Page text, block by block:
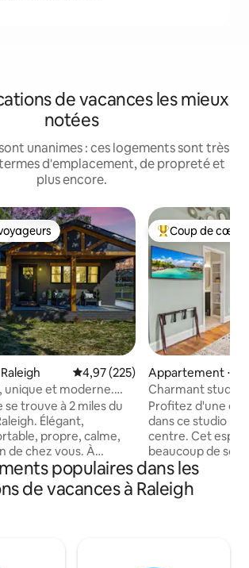
de vacances les mieux
notées
unanimes : ces logements sont très
d'emplacement, de propreté et
plus encore.
Évaluation moyenne sur la
4,97 (225)
unique et moderne.
!
trouve à 2 miles du
Élégant,
propre, calme,
chez vous. À
principale dispose
confortable, d'un
La 2e chambre
Coups de cœur
Coup de cœur
Appartement ⋅
Charmant studio
Emplacement
Profitez d'une
dans ce studio
centre. Cet espace confortable offre
beaucoup de
ouvert avec des
Entièrement
armoires de
populaires dans les
de vacances à Raleigh